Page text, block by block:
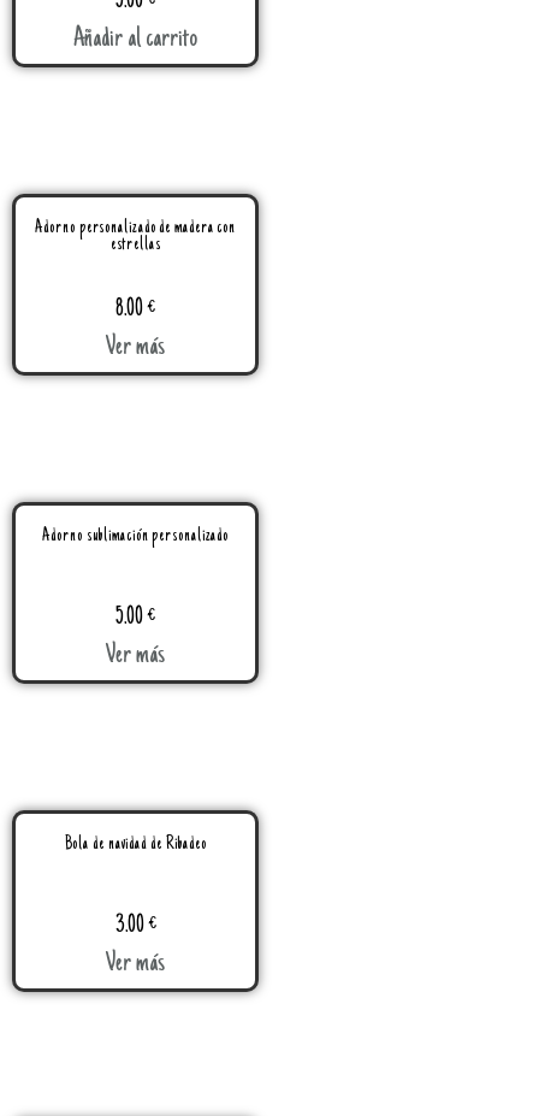
Añadir al carrito
Adorno personalizado de madera con
estrellas
8.00€
Ver más
Adorno sublimación personalizado
5.00€
Ver más
Bola de navidad de Ribadeo
3.00€
Ver más